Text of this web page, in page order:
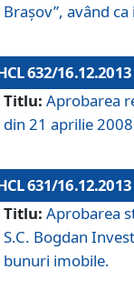
Braşov”, având
632/16.12.2013
Titlu: Aprobarea
din 21 aprilie
631/16.12.2013
Titlu: Aprobarea
S.C. Bogdan
bunuri imobile.